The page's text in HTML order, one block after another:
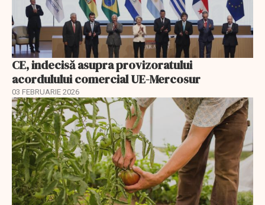
CE, indecisă asupra provizoratului
acordulului comercial UE-Mercosur
03 FEBRUARIE 2026